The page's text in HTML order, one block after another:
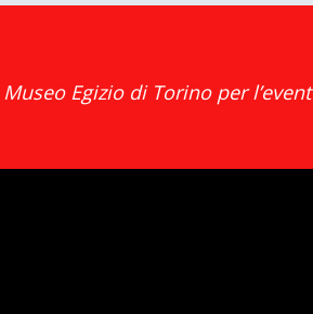
Museo Egizio di Torinoper